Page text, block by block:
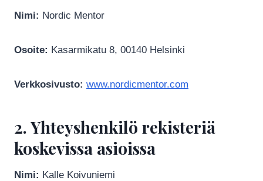
Nimi: Nordic Mentor
Osoite: Kasarmikatu 8, 00140 Helsinki
Verkkosivusto: www.nordicmentor.com
2. Yhteyshenkilö rekisteriä
koskevissa asioissa
Nimi: Kalle Koivuniemi